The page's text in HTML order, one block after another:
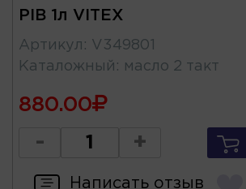
PIB 1л VITEX
Артикул : V349801
Каталожный : масло 2 такт
880.00
- +
Написать отзыв